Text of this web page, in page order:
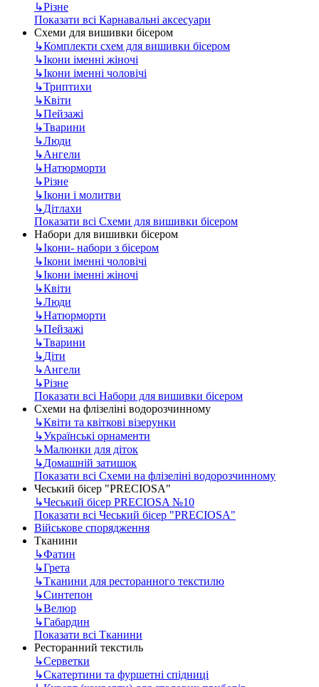
↳Різне
Показати всі Карнавальні аксесуари
Схеми для вишивки бісером
↳Комплекти схем для вишивки бісером
↳Ікони іменні жіночі
↳Ікони іменні чоловічі
↳Триптихи
↳Квіти
↳Пейзажі
↳Тварини
↳Люди
↳Ангели
↳Натюрморти
↳Різне
↳Ікони і молитви
↳Дітлахи
Показати всі Схеми для вишивки бісером
Набори для вишивки бісером
↳Ікони- набори з бісером
↳Ікони іменні чоловічі
↳Ікони іменні жіночі
↳Квіти
↳Люди
↳Натюрморти
↳Пейзажі
↳Тварини
↳Діти
↳Ангели
↳Різне
Показати всі Набори для вишивки бісером
Схеми на флізеліні водорозчинному
↳Квіти та квіткові візерунки
↳Українські орнаменти
↳Малюнки для діток
↳Домашній затишок
Показати всі Схеми на флізеліні водорозчинному
Чеський бісер "PRECIOSA"
↳Чеський бісер PRECIOSA №10
Показати всі Чеський бісер "PRECIOSA"
Військове спорядження
Тканини
↳Фатин
↳Грета
↳Тканини для ресторанного текстилю
↳Синтепон
↳Велюр
↳Габардин
Показати всі Тканини
Ресторанний текстиль
↳Серветки
↳Скатертини та фуршетні спідниці